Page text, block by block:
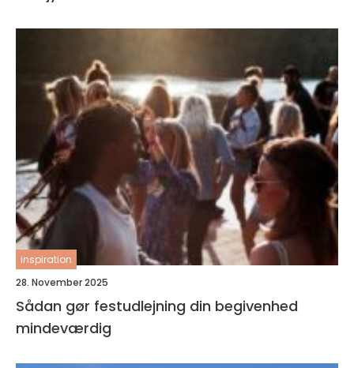
inspiration
28. November 2025
Sådan gør festudlejning din begivenhed
mindeværdig